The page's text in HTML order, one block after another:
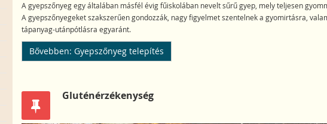
A gyepszőnyeg egy általában másfél évig fűiskolában nevelt sűrű gyep, mely teljesen
A gyepszőnyegeket szakszerűen gondozzák, nagy figyelmet szentelnek a gyomirtásra,
tápanyag-utánpótlásra egyaránt.
Bővebben: Gyepszőnyeg telepítés
Gluténérzékenység